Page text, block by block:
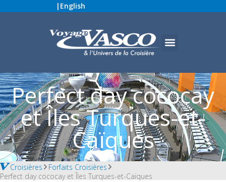
| English
Perfect day cococay
et Îles Turques-et-
Caïques
Croisières
Forfaits Croisières
Perfect day cococay et Îles Turques-et-Caïques